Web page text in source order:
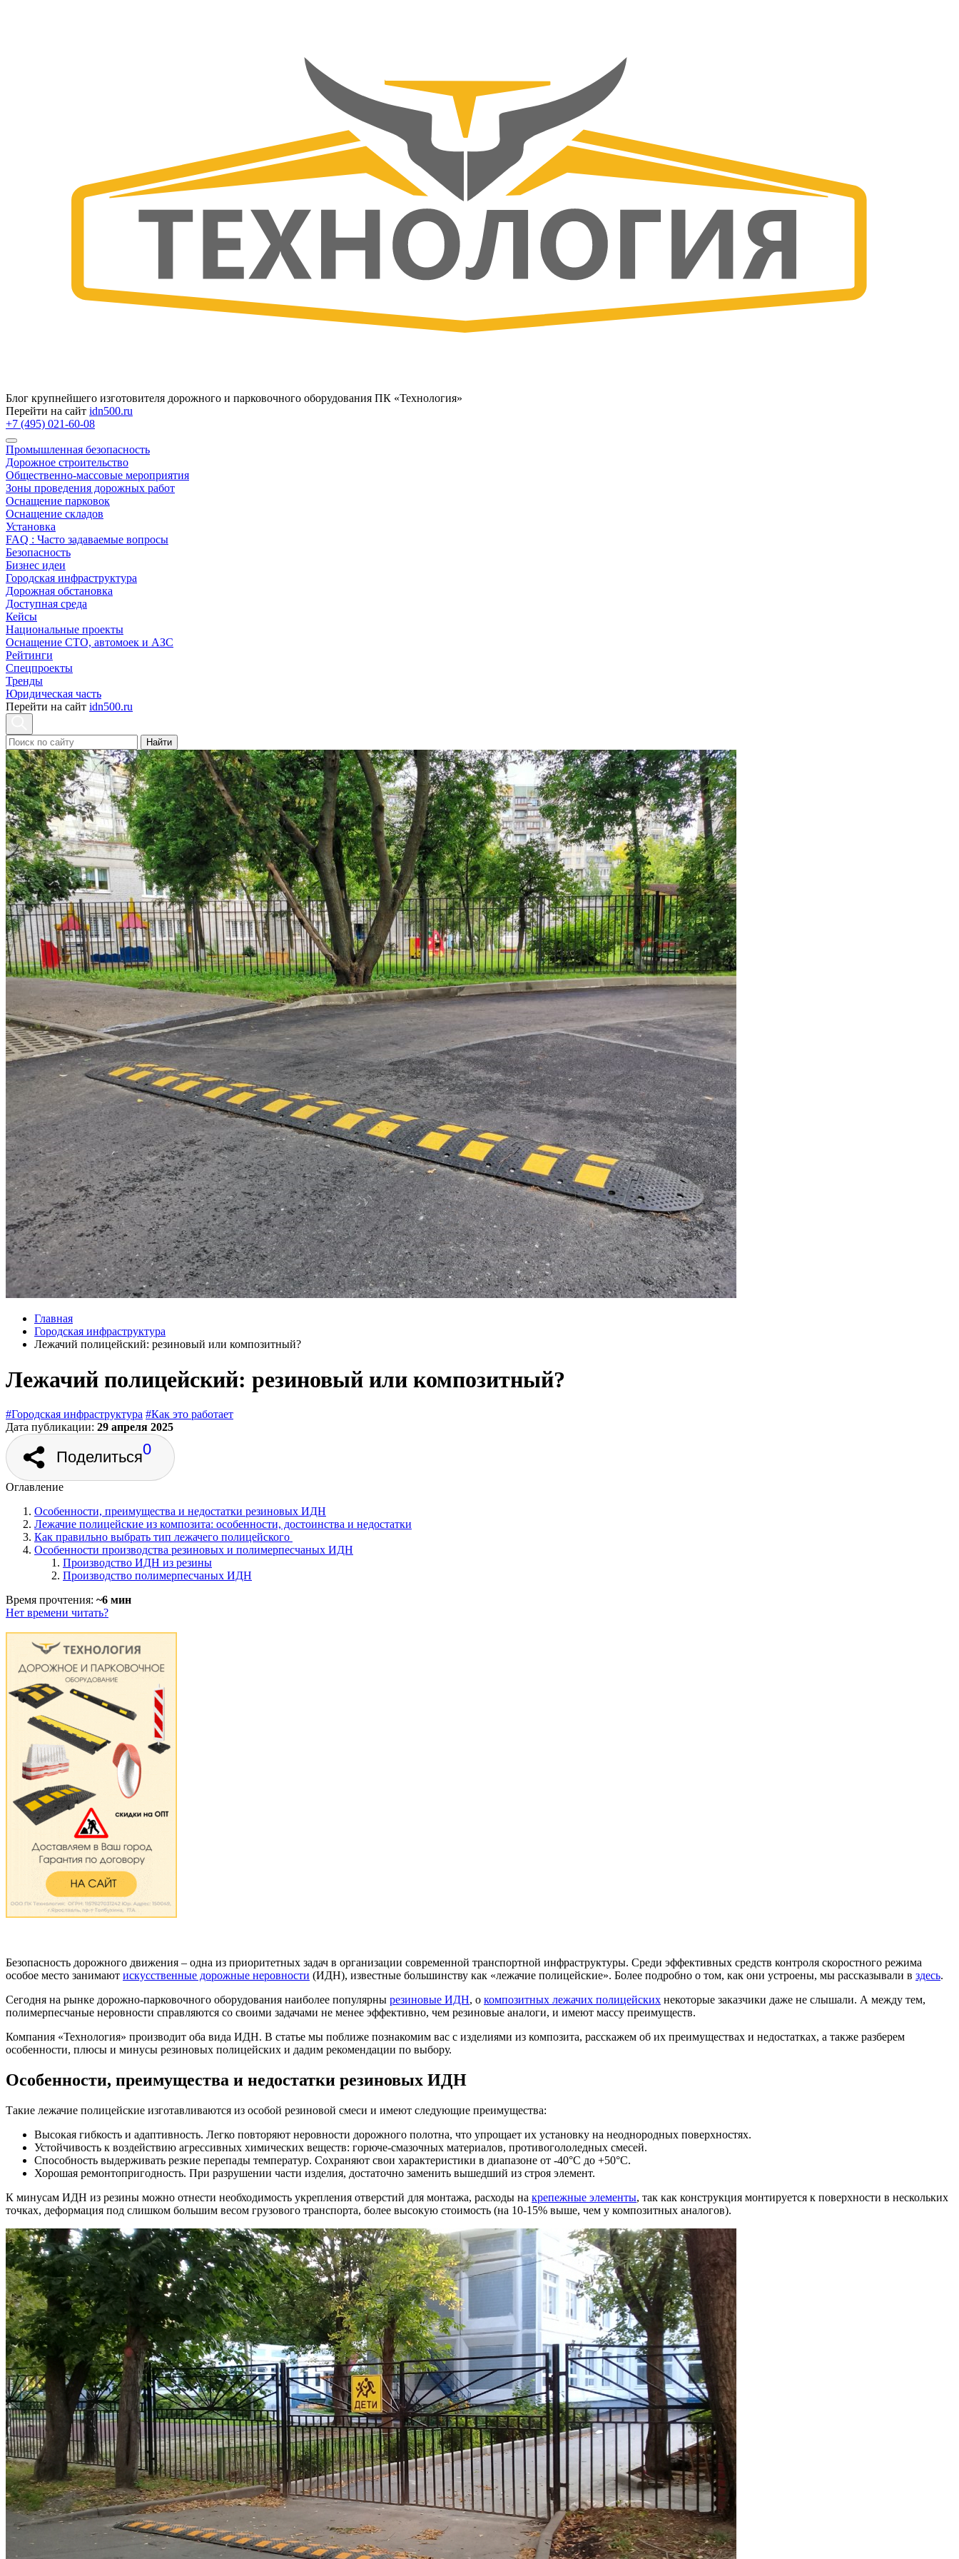
Блог крупнейшего изготовителя дорожного и парковочного оборудования ПК «Технология»
Перейти на сайт idn500.ru
+7 (495) 021-60-08
Промышленная безопасность
Дорожное строительство
Общественно‑массовые мероприятия
Зоны проведения дорожных работ
Оснащение парковок
Оснащение складов
Установка
FAQ : Часто задаваемые вопросы
Безопасность
Бизнес идеи
Городская инфраструктура
Дорожная обстановка
Доступная среда
Кейсы
Национальные проекты
Оснащение СТО, автомоек и АЗС
Рейтинги
Спецпроекты
Тренды
Юридическая часть
Перейти на сайт idn500.ru
Найти
Главная
Городская инфраструктура
Лежачий полицейский: резиновый или композитный?
Лежачий полицейский: резиновый или композитный?
#Городская инфраструктура #Как это работает
Дата публикации: 29 апреля 2025
Поделиться0
Оглавление
Особенности, преимущества и недостатки резиновых ИДН
Лежачие полицейские из композита: особенности, достоинства и недостатки
Как правильно выбрать тип лежачего полицейского
Особенности производства резиновых и полимерпесчаных ИДН
Производство ИДН из резины
Производство полимерпесчаных ИДН
Время прочтения: ~6 мин
Нет времени читать?
Безопасность дорожного движения – одна из приоритетных задач в организации современной транспортной инфраструктуры. Среди эффективных средств контроля скоростного режима
особое место занимают искусственные дорожные неровности (ИДН), известные большинству как «лежачие полицейские». Более подробно о том, как они устроены, мы рассказывали в здесь.
Сегодня на рынке дорожно-парковочного оборудования наиболее популярны резиновые ИДН, о композитных лежачих полицейских некоторые заказчики даже не слышали. А между тем,
полимерпесчаные неровности справляются со своими задачами не менее эффективно, чем резиновые аналоги, и имеют массу преимуществ.
Компания «Технология» производит оба вида ИДН. В статье мы поближе познакомим вас с изделиями из композита, расскажем об их преимуществах и недостатках, а также разберем
особенности, плюсы и минусы резиновых полицейских и дадим рекомендации по выбору.
Особенности, преимущества и недостатки резиновых ИДН
Такие лежачие полицейские изготавливаются из особой резиновой смеси и имеют следующие преимущества:
Высокая гибкость и адаптивность. Легко повторяют неровности дорожного полотна, что упрощает их установку на неоднородных поверхностях.
Устойчивость к воздействию агрессивных химических веществ: горюче-смазочных материалов, противогололедных смесей.
Способность выдерживать резкие перепады температур. Сохраняют свои характеристики в диапазоне от -40°C до +50°C.
Хорошая ремонтопригодность. При разрушении части изделия, достаточно заменить вышедший из строя элемент.
К минусам ИДН из резины можно отнести необходимость укрепления отверстий для монтажа, расходы на крепежные элементы, так как конструкция монтируется к поверхности в нескольких
точках, деформация под слишком большим весом грузового транспорта, более высокую стоимость (на 10-15% выше, чем у композитных аналогов).